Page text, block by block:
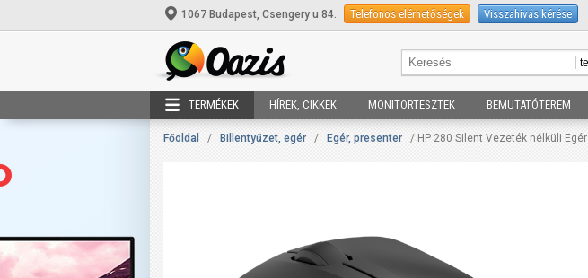
1067 Budapest, Csengery u 84. Telefonos elérhetőségek Visszahívás kérése
TERMÉKEK HÍREK, CIKKEK MONITORTESZTEK BEMUTATÓTEREM
Főoldal / Billentyűzet, egér / Egér, presenter / HP 280 Silent Vezeték nélküli Egér